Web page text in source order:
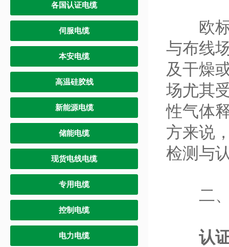
各国认证电缆
伺服电缆
本安电缆
高温硅胶线
新能源电缆
储能电缆
现货电线电缆
专用电缆
控制电缆
电力电缆
欧标
与布线
及干燥
场尤其
性气体
方来说
检测与
二、
认